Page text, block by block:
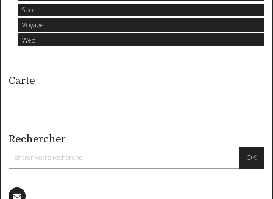
Sport
Voyage
Web
Carte
Rechercher